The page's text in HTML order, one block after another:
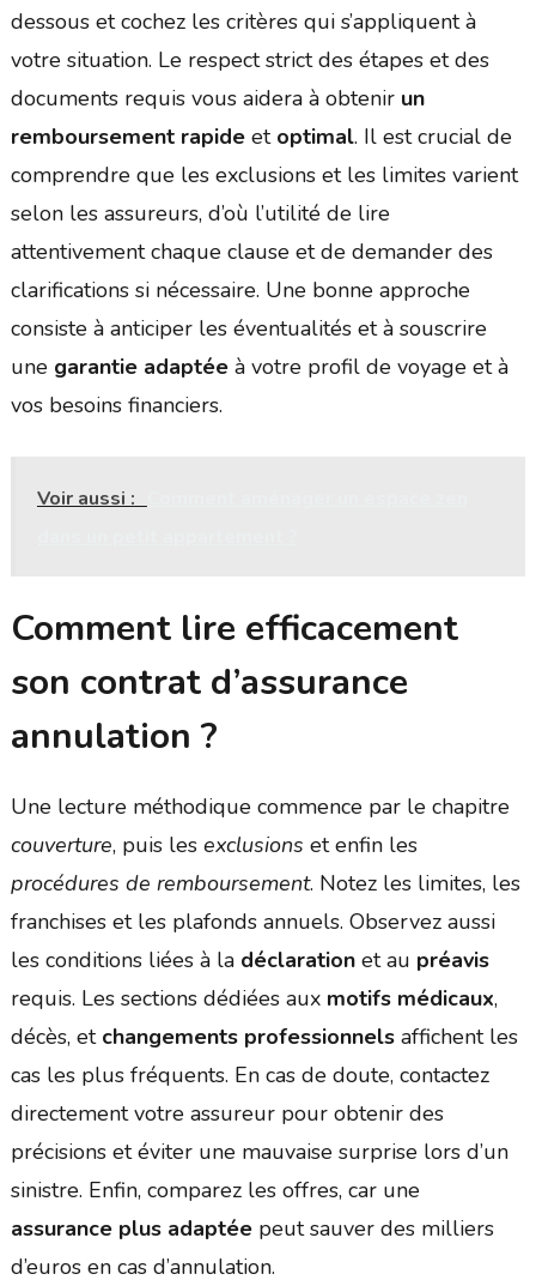
dessous et cochez les critères qui s’appliquent à
votre situation. Le respect strict des étapes et des
documents requis vous aidera à obtenir un
remboursement rapideet optimal. Il est crucial de
comprendre que les exclusions et les limites varient
selon les assureurs, d’où l’utilité de lire
attentivement chaque clause et de demander des
clarifications si nécessaire. Une bonne approche
consiste à anticiper les éventualités et à souscrire
une garantie adaptéeà votre profil de voyage et à
vos besoins financiers.
Voir aussi : Comment aménager un espace zen
Comment lire efficacement
son contrat d’assurance
annulation ?
Une lecture méthodique commence par le chapitre
couverture, puis les exclusions et enfin les
procédures de remboursement. Notez les limites, les
franchises et les plafonds annuels. Observez aussi
les conditions liées à la déclarationet au préavis
requis. Les sections dédiées aux motifs médicaux,
décès, et changements professionnelsaffichent les
cas les plus fréquents. En cas de doute, contactez
directement votre assureur pour obtenir des
précisions et éviter une mauvaise surprise lors d’un
sinistre. Enfin, comparez les offres, car une
assurance plus adaptéepeut sauver des milliers
d’euros en cas d’annulation.